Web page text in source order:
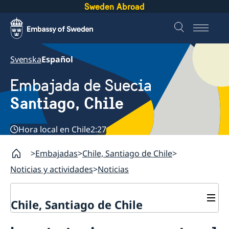
Sweden Abroad
SvenskaEspañol
Embajada de Suecia
Santiago, Chile
Hora local en Chile2:27
Embajadas Chile, Santiago de Chile
Noticias y actividades Noticias
Chile, Santiago de Chile